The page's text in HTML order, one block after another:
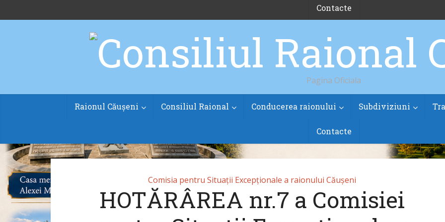
Pagina Oficiala
Raionul Căușeni Consiliul Raional Conducerea raionului Subdiviziuni
Contacte
Contacte
Comisia pentru Situații Excepționale a raionului Căușeni
HOTĂRÂREA nr.7 a Comisiei